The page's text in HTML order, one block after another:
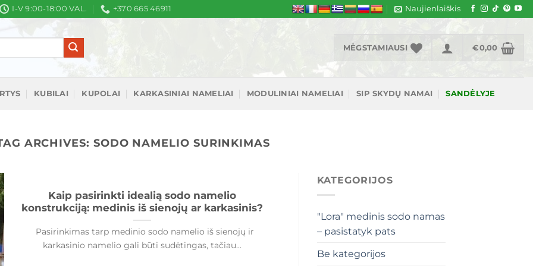
I-V 9:00-18:00 VAL. +370 665 46911 Naujienlaiškis
MĖGSTAMIAUSI €0,00
KUBILAI KUPOLAI KARKASINIAI NAMELIAI MODULINIAI NAMELIAI SIP SKYDŲ NAMAI SANDĖLYJE
ARCHIVES: SODO NAMELIO SURINKIMAS
Kaip pasirinkti idealią sodo namelio
konstrukciją: medinis iš sienojų ar karkasinis?
Pasirinkimas tarp medinio sodo namelio iš sienojų ir
karkasinio namelio gali būti sudėtingas, tačiau...
KATEGORIJOS
"Lora" medinis sodo namas
– pasistatyk pats
Be kategorijos